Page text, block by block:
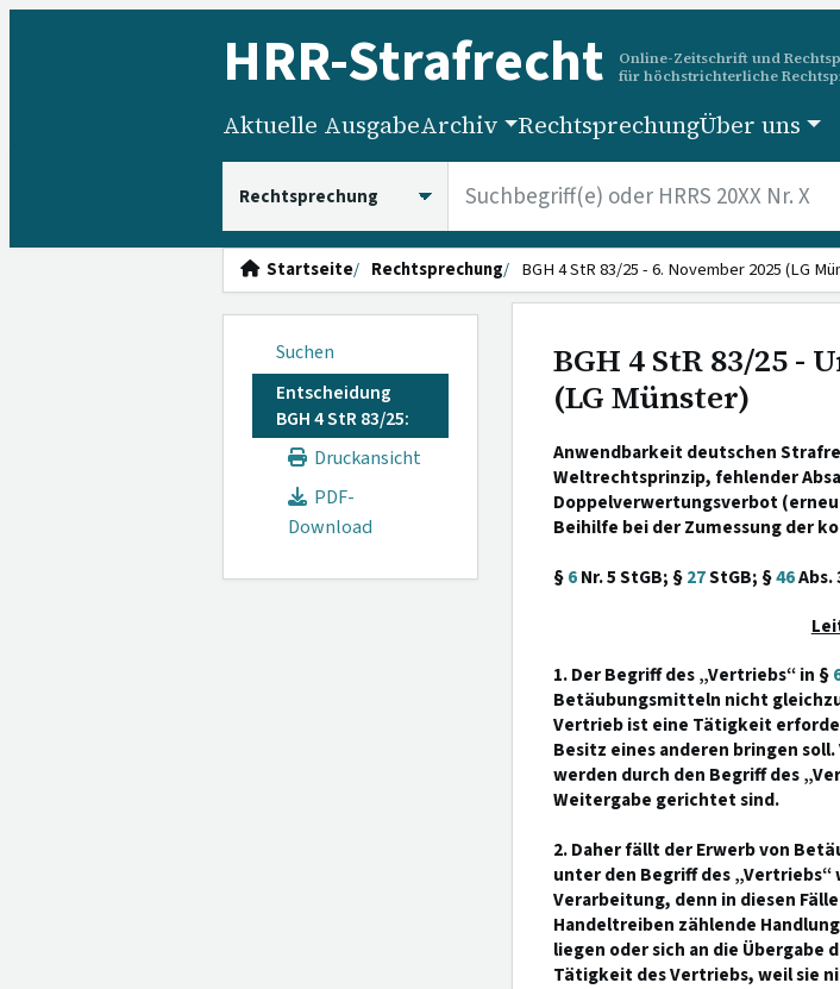
HRR-Strafrecht
Online-Zeitschrift und
für höchstrichterliche
Aktuelle AusgabeArchiv RechtsprechungÜber uns
Startseite Rechtsprechung BGH 4 StR 83/25 - 6. November 2025 (LG
Suchen
Entscheidung
BGH 4 StR 83/25:
Druckansicht
PDF-
Download
BGH 4 StR 83/25 -
(LG Münster)
Anwendbarkeit deutschen
Weltrechtsprinzip, fehlender
Doppelverwertungsverbot
Beihilfe bei der Zumessung der
§6Nr. 5 StGB; §27StGB; §46Abs.
1. Der Begriff des „Vertriebs“ in §
Betäubungsmitteln nicht
Vertrieb ist eine Tätigkeit
Besitz eines anderen bringen
werden durch den Begriff des
Weitergabe gerichtet sind.
2. Daher fällt der Erwerb von
unter den Begriff des
Verarbeitung, denn in diesen
Handeltreiben zählende
liegen oder sich an die
Tätigkeit des Vertriebs, weil sie